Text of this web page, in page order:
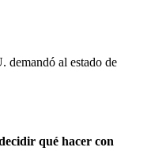
al estado de
qué hacer con